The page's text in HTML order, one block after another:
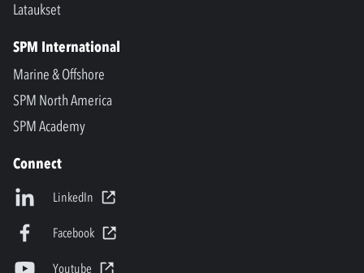
Lataukset
SPM International
Marine & Offshore
SPM North America
SPM Academy
Connect
LinkedIn
Facebook
Youtube